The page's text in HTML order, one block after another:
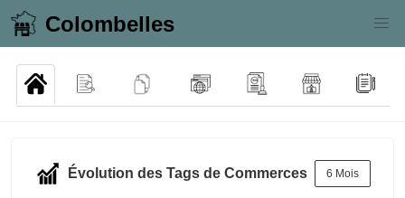
Colombelles
Évolution des Tags de Commerces 6 Mois